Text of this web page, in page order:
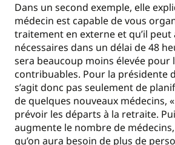
Dans un second exemple, elle
médecin est capable de vous
traitement en externe et qu’il peut
nécessaires dans un délai de 48
sera beaucoup moins élevée pour
contribuables. Pour la présidente
s’agit donc pas seulement de
de quelques nouveaux médecins,
prévoir les départs à la retraite.
augmente le nombre de
qu’on aura besoin de plus de